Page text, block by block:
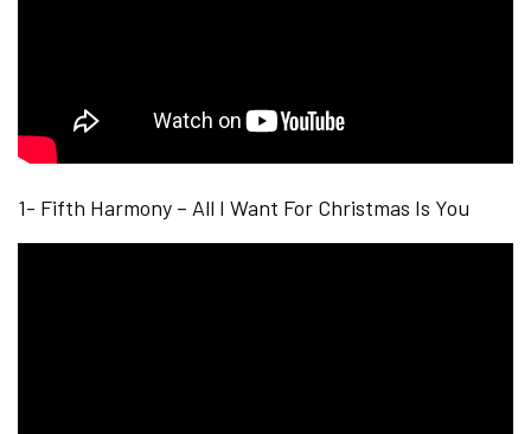
1- Fifth Harmony – All I Want For Christmas Is You